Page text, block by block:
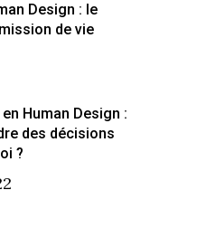
Design : le
de vie
Human Design :
des décisions
?